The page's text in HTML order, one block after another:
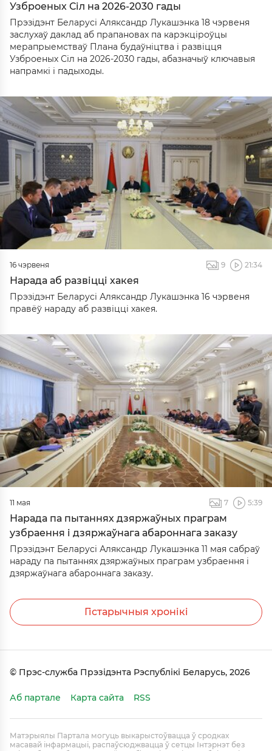
Узброеных Сіл на 2026-2030 гады
Прэзідэнт Беларусі Аляксандр Лукашэнка 18 чэрвеня
заслухаў даклад аб прапановах па карэкціроўцы
мерапрыемстваў Плана будаўніцтва і развіцця
Узброеных Сіл на 2026-2030 гады, абазначыў ключавыя
напрамкі і падыходы.
16 чэрвеня 9 21:34
Нарада аб развіцці хакея
Прэзідэнт Беларусі Аляксандр Лукашэнка 16 чэрвеня
правёў нараду аб развіцці хакея.
11 мая 7 5:39
Нарада па пытаннях дзяржаўных праграм
узбраення і дзяржаўнага абароннага заказу
Прэзідэнт Беларусі Аляксандр Лукашэнка 11 мая сабраў
нараду па пытаннях дзяржаўных праграм узбраення і
дзяржаўнага абароннага заказу.
Гістарычныя хронікі
© Прэс-служба Прэзідэнта Рэспублікі Беларусь, 2026
Аб партале Карта сайта RSS
Матэрыялы Партала могуць выкарыстоўвацца ў сродках
масавай інфармацыі, распаўсюджвацца ў сетцы Інтэрнэт без